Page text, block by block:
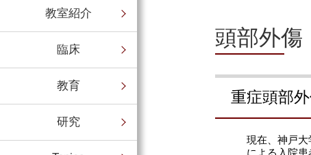
教室紹介
臨床
教育
研究
頭部外傷
重症頭部
現在、神戸